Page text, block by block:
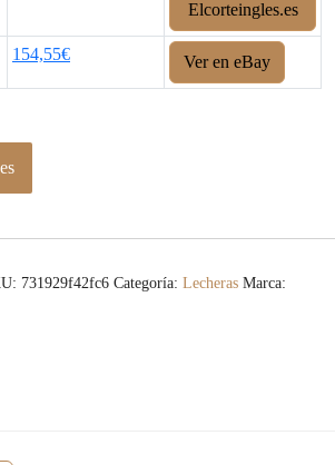
Elcorteingles.es
154,55€ Ver en eBay
731929f42fc6 Categoría: Lecheras Marca: